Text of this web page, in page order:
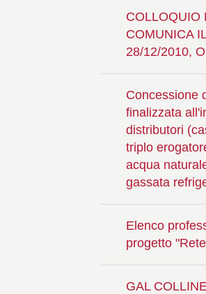
COLLOQUIO
COMUNICA
28/12/2010,
Concessione
finalizzata
distributori
triplo
acqua
gassata
Elenco
progetto
GAL